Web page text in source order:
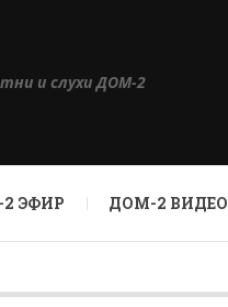
и слухи ДОМ-2
ЭФИР ДОМ-2 ВИДЕО